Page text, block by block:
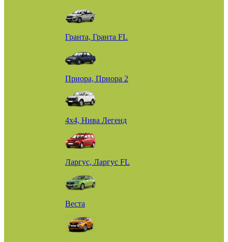
Гранта, Гранта FL
Приора, Приора 2
4х4, Нива Легенд
Ларгус, Ларгус FL
Веста